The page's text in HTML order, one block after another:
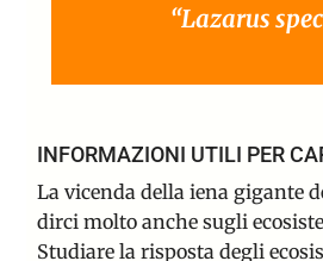
“Lazarus
INFORMAZIONI UTILI PER
La vicenda della iena gigante
dirci molto anche sugli
Studiare la risposta degli